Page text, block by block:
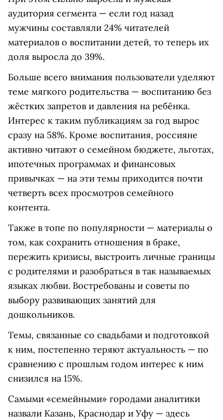
аудитория сегмента — если год назад
мужчины составляли 24% читателей
материалов о воспитании детей, то теперь их
доля выросла до 39%.
Больше всего внимания пользователи уделяют
теме мягкого родительства — воспитанию без
жёстких запретов и давления на ребёнка.
Интерес к таким публикациям за год вырос
сразу на 58%. Кроме воспитания, россияне
активно читают о семейном бюджете, льготах,
ипотечных программах и финансовых
привычках — на эти темы приходится почти
четверть всех просмотров семейного
контента.
Также в топе по популярности — материалы о
том, как сохранить отношения в браке,
пережить кризисы, выстроить личные границы
с родителями и разобраться в так называемых
языках любви. Востребованы и советы по
выбору развивающих занятий для
дошкольников.
Темы, связанные со свадьбами и подготовкой
к ним, постепенно теряют актуальность — по
сравнению с прошлым годом интерес к ним
снизился на 15%.
Самыми «семейными» городами аналитики
назвали Казань, Краснодар и Уфу — здесь